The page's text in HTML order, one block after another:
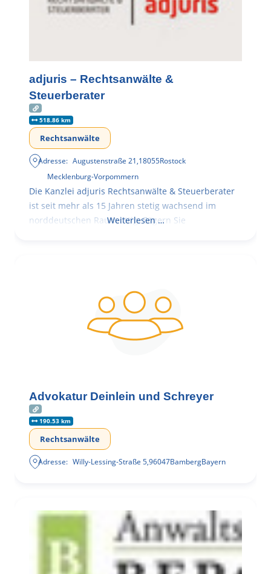
adjuris – Rechtsanwälte &
Steuerberater
518.86 km
Rechtsanwälte
Adresse: Augustenstraße 21,18055Rostock
Mecklenburg-Vorpommern
Die Kanzlei adjuris Rechtsanwälte & Steuerberater
ist seit mehr als 15 Jahren stetig wachsend im
norddeutschen Raum tätig. Zögern Sie
Weiterlesen …
Advokatur Deinlein und Schreyer
190.53 km
Rechtsanwälte
Adresse: Willy-Lessing-Straße 5,96047BambergBayern